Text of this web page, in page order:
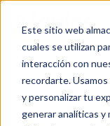
Este sitio web
cuales se utilizan
interacción con
recordarte.
y personalizar tu
generar analíticas y